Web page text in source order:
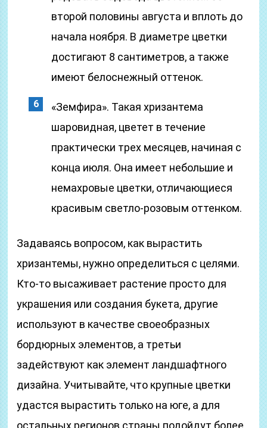
второй половины августа и вплоть до
начала ноября. В диаметре цветки
достигают 8 сантиметров, а также
имеют белоснежный оттенок.
«Земфира». Такая хризантема
шаровидная, цветет в течение
практически трех месяцев, начиная с
конца июля. Она имеет небольшие и
немахровые цветки, отличающиеся
красивым светло-розовым оттенком.
Задаваясь вопросом, как вырастить
хризантемы, нужно определиться с целями.
Кто-то высаживает растение просто для
украшения или создания букета, другие
используют в качестве своеобразных
бордюрных элементов, а третьи
задействуют как элемент ландшафтного
дизайна. Учитывайте, что крупные цветки
удастся вырастить только на юге, а для
остальных регионов страны подойдут более